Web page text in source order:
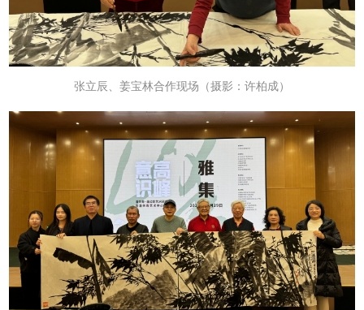
张立辰、姜宝林合作现场 （摄影：许柏成）